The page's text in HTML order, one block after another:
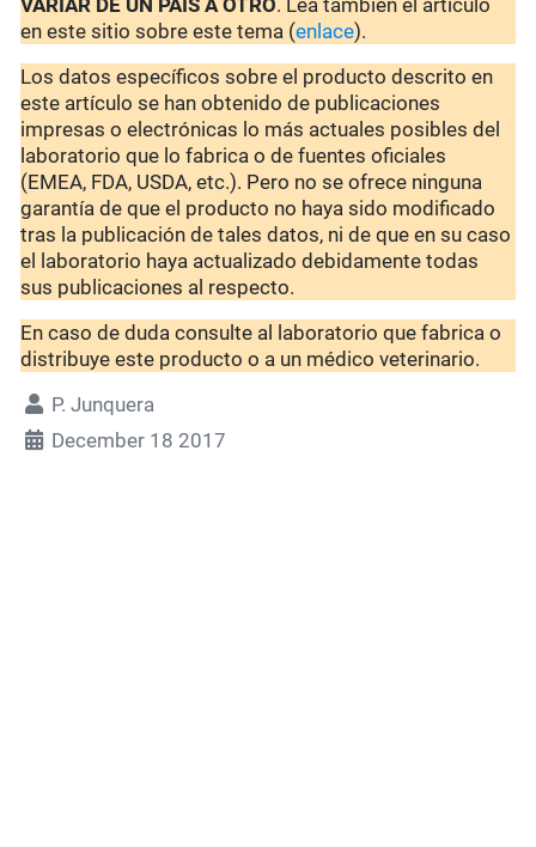
VARIAR DE UN PAÍS A OTRO. Lea también el artículo
en este sitio sobre este tema (enlace).
Los datos específicos sobre el producto descrito en
este artículo se han obtenido de publicaciones
impresas o electrónicas lo más actuales posibles del
laboratorio que lo fabrica o de fuentes oficiales
(EMEA, FDA, USDA, etc.). Pero no se ofrece ninguna
garantía de que el producto no haya sido modificado
tras la publicación de tales datos, ni de que en su caso
el laboratorio haya actualizado debidamente todas
sus publicaciones al respecto.
En caso de duda consulte al laboratorio que fabrica o
distribuye este producto o a un médico veterinario.
P. Junquera
December 18 2017